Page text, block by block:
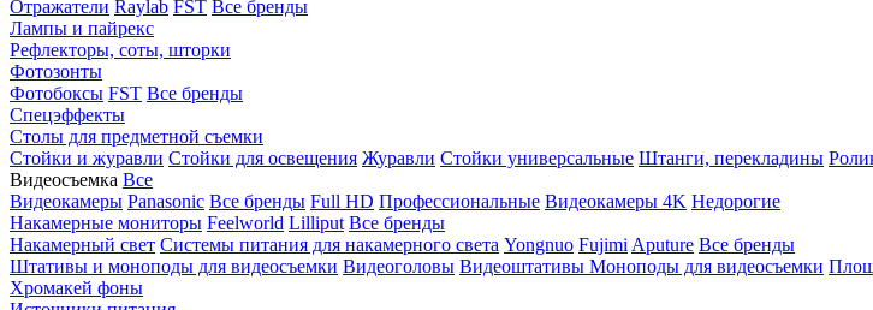
Отражатели Raylab FST Все бренды
Лампы и пайрекс
Рефлекторы, соты, шторки
Фотозонты
Фотобоксы FST Все бренды
Спецэффекты
Столы для предметной съемки
Стойки и журавли Стойки для освещения Журавли Стойки универсальные Штанги, перекладины
Видеосъемка Все
Видеокамеры Panasonic Все бренды Full HD Профессиональные Видеокамеры 4K Недорогие
Накамерные мониторы Feelworld Lilliput Все бренды
Накамерный свет Системы питания для накамерного света Yongnuo Fujimi Aputure Все бренды
Штативы и моноподы для видеосъемки Видеоголовы Видеоштативы Моноподы для видеосъемки
Хромакей фоны